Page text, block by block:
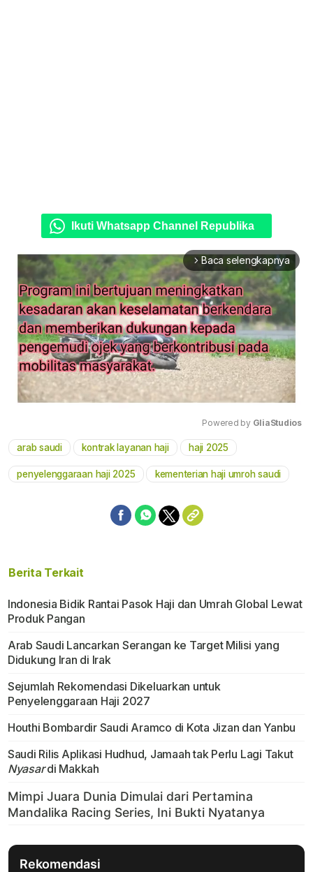
Ikuti Whatsapp Channel Republika
arrow_forward_ios Baca selengkapnya
Powered by GliaStudios
arab saudi kontrak layanan haji haji 2025
penyelenggaraan haji 2025 kementerian haji umroh saudi
Berita Terkait
Indonesia Bidik Rantai Pasok Haji dan Umrah Global Lewat
Produk Pangan
Arab Saudi Lancarkan Serangan ke Target Milisi yang
Didukung Iran di Irak
Sejumlah Rekomendasi Dikeluarkan untuk
Penyelenggaraan Haji 2027
Houthi Bombardir Saudi Aramco di Kota Jizan dan Yanbu
Saudi Rilis Aplikasi Hudhud, Jamaah tak Perlu Lagi Takut
Nyasardi Makkah
Rekomendasi